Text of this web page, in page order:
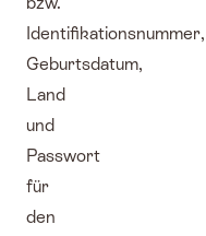
Identifikationsnummer,
Geburtsdatum,
Land
und
Passwort
für
den